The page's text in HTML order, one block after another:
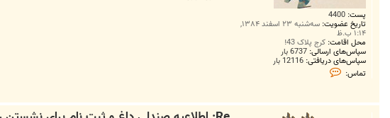
پست: 4400
تاریخ عضویت: سه‌شنبه ۲۳ اسفند ۱۳۸۴,
۱:۱۴ ب.ظ
محل اقامت: کرج پلاک 43!
سپاس‌های ارسالی: 6737 بار
سپاس‌های دریافتی: 12116 بار
تماس:
ت
M